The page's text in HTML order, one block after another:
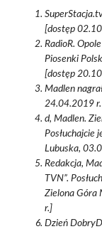
[dostęp
RadioR.
Piosenki
[dostęp
Madlen
24.04.2019
d, Madlen.
Posłuchajcie
Lubuska,
Redakcja,
TVN”.
Zielona Góra
r.]
Dzień